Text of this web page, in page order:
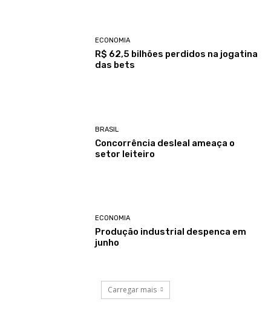
ECONOMIA
R$ 62,5 bilhões perdidos na jogatina
das bets
BRASIL
Concorrência desleal ameaça o
setor leiteiro
ECONOMIA
Produção industrial despenca em
junho
Carregar mais